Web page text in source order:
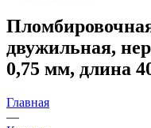
двужильная,
0,75 мм, длина
Главная
—